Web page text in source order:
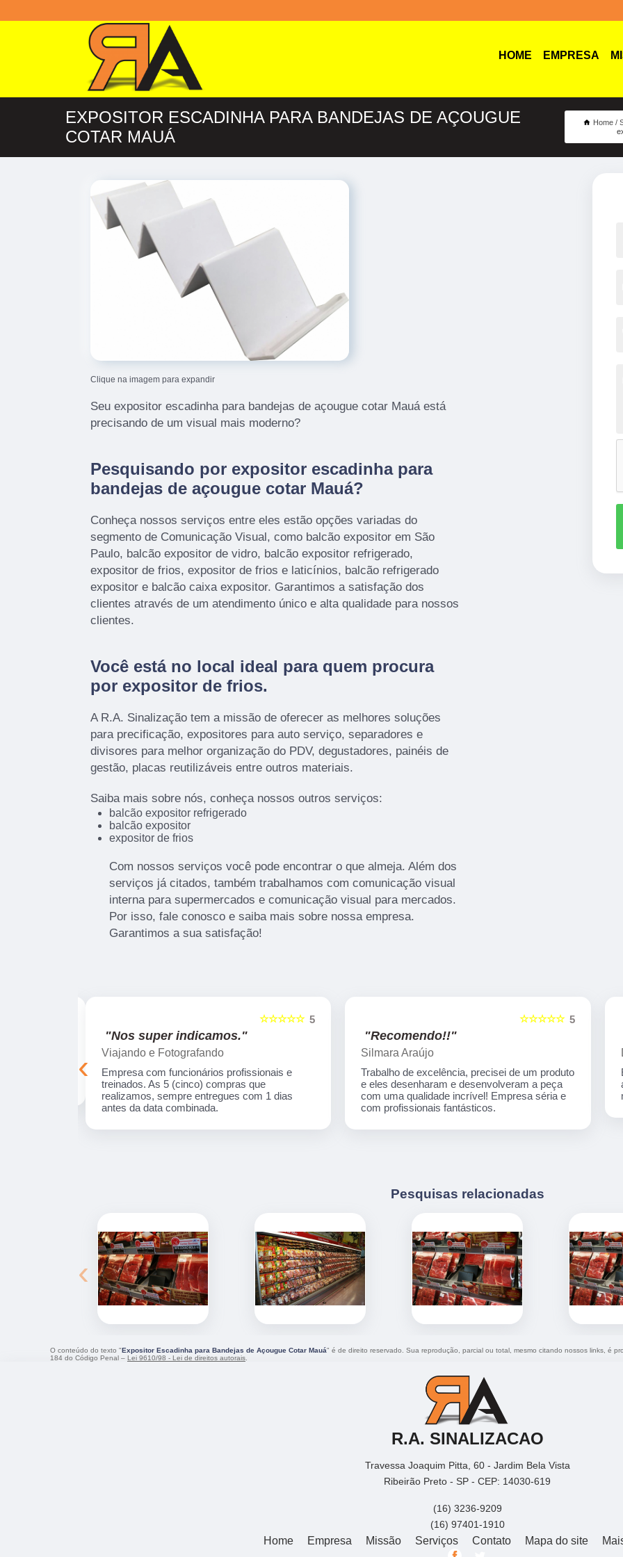
HOME EMPRESA
EXPOSITOR ESCADINHA PARA BANDEJAS DE AÇOUGUE
COTAR MAUÁ
Home
Clique na imagem para expandir
Seu expositor escadinha para bandejas de açougue cotar Mauá está
precisando de um visual mais moderno?
Pesquisando por expositor escadinha para
bandejas de açougue cotar Mauá?
Conheça nossos serviços entre eles estão opções variadas do
segmento de Comunicação Visual, como balcão expositor em São
Paulo, balcão expositor de vidro, balcão expositor refrigerado,
expositor de frios, expositor de frios e laticínios, balcão refrigerado
expositor e balcão caixa expositor. Garantimos a satisfação dos
clientes através de um atendimento único e alta qualidade para nossos
clientes.
Você está no local ideal para quem procura
por expositor de frios.
A R.A. Sinalização tem a missão de oferecer as melhores soluções
para precificação, expositores para auto serviço, separadores e
divisores para melhor organização do PDV, degustadores, painéis de
gestão, placas reutilizáveis entre outros materiais.
Saiba mais sobre nós, conheça nossos outros serviços:
balcão expositor refrigerado
balcão expositor
expositor de frios
Com nossos serviços você pode encontrar o que almeja. Além dos
serviços já citados, também trabalhamos com comunicação visual
interna para supermercados e comunicação visual para mercados.
Por isso, fale conosco e saiba mais sobre nossa empresa.
Garantimos a sua satisfação!
5
☆☆☆☆☆
"Recomendo!!"
Silmara Araújo
Trabalho de excelência, precisei de um produto
e eles desenharam e desenvolveram a peça
com uma qualidade incrível! Empresa séria e
com profissionais fantásticos.
5
☆☆☆☆☆
"Recomendo!!"
Duda Máximo
Empresa incrível, material de ótima qualidade,
atendimento humano e muito atencioso! Os
melhores preços! Indico de olhos fechados!
‹
Pesquisas relacionadas
‹
O conteúdo do texto "Expositor Escadinha para Bandejas de Açougue Cotar Mauá" é de direito reservado. Sua reprodução, parcial ou total, mesmo citando nossos links, é
184 do Código Penal – Lei 9610/98 - Lei de direitos autorais.
R.A. SINALIZACAO
Travessa Joaquim Pitta, 60 - Jardim Bela Vista
Ribeirão Preto - SP - CEP: 14030-619
(16) 3236-9209
(16) 97401-1910
Home Empresa Missão Serviços Contato Mapa do site